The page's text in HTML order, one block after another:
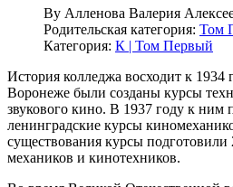
By Алленова Валерия
Родительская категория: Том
Категория: К | Том Первый
История колледжа восходит к 1934
Воронеже были созданы курсы
звукового кино. В 1937 году к ним
ленинградские курсы
существования курсы
механиков и кинотехников.